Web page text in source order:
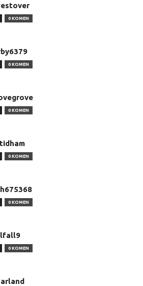
0 KOMEN
0 KOMEN
0 KOMEN
0 KOMEN
0 KOMEN
0 KOMEN